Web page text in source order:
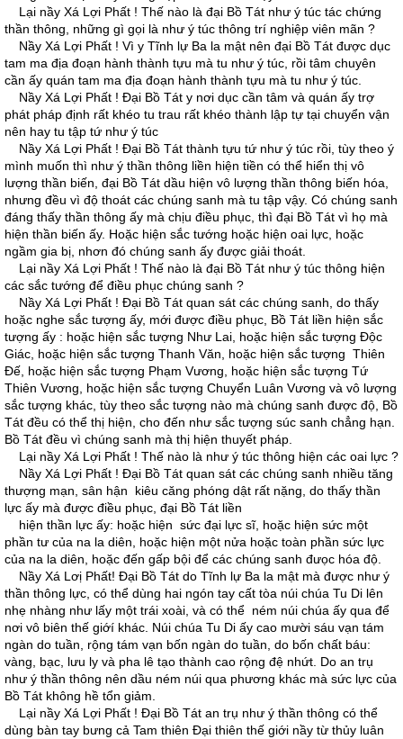
Lại nầy Xá Lợi Phất ! Thế nào là đại Bồ Tát như ý túc tác chứng
thần thông, những gì gọi là như ý túc thông trí nghiệp viên mãn ?
Nầy Xá Lợi Phất ! Vì y Tĩnh lự Ba la mật nên đại Bồ Tát được dục
tam ma địa đoạn hành thành tựu mà tu như ý túc, rồi tâm chuyên
cần ấy quán tam ma địa đoạn hành thành tựu mà tu như ý túc.
Nầy Xá Lợi Phất ! Ðại Bồ Tát y nơi dục cần tâm và quán ấy trợ
phát pháp định rất khéo tu trau rất khéo thành lập tự tại chuyển vận
nên hay tu tập tứ như ý túc
Nầy Xá Lợi Phất ! Ðại Bồ Tát thành tựu tứ như ý túc rồi, tùy theo ý
mình muốn thì như ý thần thông liền hiện tiền có thể hiển thị vô
lượng thần biến, đại Bồ Tát dầu hiện vô lượng thần thông biến hóa,
nhưng đều vì độ thoát các chúng sanh mà tu tập vậy. Có chúng sanh
đáng thấy thần thông ấy mà chịu điều phục, thì đại Bồ Tát vì họ mà
hiện thần biến ấy. Hoặc hiện sắc tướng hoặc hiện oai lực, hoặc
ngầm gia bị, nhơn đó chúng sanh ấy được giải thoát.
Lại nầy Xá Lợi Phất ! Thế nào là đại Bồ Tát như ý túc thông hiện
các sắc tướng để điều phục chúng sanh ?
Nầy Xá Lợi Phất ! Ðại Bồ Tát quan sát các chúng sanh, do thấy
hoặc nghe sắc tượng ấy, mới được điều phục, Bồ Tát liền hiện sắc
tượng ấy : hoặc hiện sắc tượng Như Lai, hoặc hiện sắc tượng Ðộc
Giác, hoặc hiện sắc tượng Thanh Văn, hoặc hiện sắc tượng Thiên
Ðế, hoặc hiện sắc tượng Phạm Vương, hoặc hiện sắc tượng Tứ
Thiên Vương, hoặc hiện sắc tượng Chuyển Luân Vương và vô lượng
sắc tượng khác, tùy theo sắc tượng nào mà chúng sanh được độ, Bồ
Tát đều có thể thị hiện, cho đến như sắc tượng súc sanh chẳng hạn.
Bồ Tát đều vì chúng sanh mà thị hiện thuyết pháp.
Lại nầy Xá Lợi Phất ! Thế nào là như ý túc thông hiện các oai lực ?
Nầy Xá Lợi Phất ! Ðại Bồ Tát quan sát các chúng sanh nhiều tăng
thượng mạn, sân hận kiêu căng phóng dật rất nặng, do thấy thần
lực ấy mà được điều phục, đại Bồ Tát liền
hiện thần lực ấy: hoặc hiện sức đại lực sĩ, hoặc hiện sức một
phần tư của na la diên, hoặc hiện một nửa hoặc toàn phần sức lực
của na la diên, hoặc đến gấp bội để các chúng sanh đưọc hóa độ.
Nầy Xá Lơị Phất! Ðại Bồ Tát do Tĩnh lự Ba la mật mà được như ý
thần thông lực, có thể dùng hai ngón tay cất tòa núi chúa Tu Di lên
nhẹ nhàng như lấy một trái xoài, và có thể ném núi chúa ấy qua để
nơi vô biên thế giớí khác. Núi chúa Tu Di ấy cao mười sáu vạn tám
ngàn do tuần, rộng tám vạn bốn ngàn do tuần, do bốn chất báu:
vàng, bạc, lưu ly và pha lê tạo thành cao rộng đệ nhứt. Do an trụ
như ý thần thông nên dầu ném núi qua phương khác mà sức lực của
Bồ Tát không hề tổn giảm.
Lại nầy Xá Lợi Phất ! Ðại Bồ Tát an trụ như ý thần thông có thể
dùng bàn tay bưng cả Tam thiên Ðại thiên thế giới nầy từ thủy luân